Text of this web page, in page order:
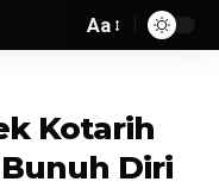
Aa
Kotarih
Diri